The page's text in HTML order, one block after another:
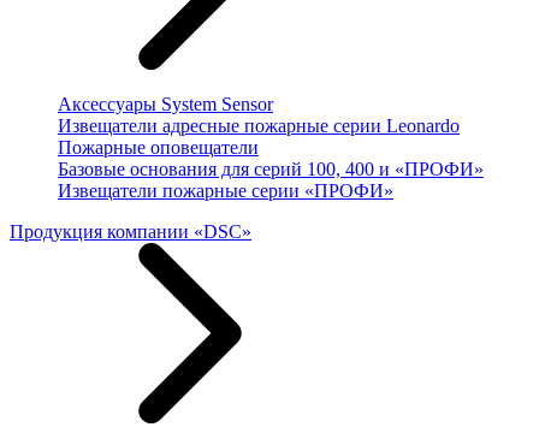
Аксессуары System Sensor
Извещатели адресные пожарные серии Leonardo
Пожарные оповещатели
Базовые основания для серий 100, 400 и «ПРОФИ»
Извещатели пожарные серии «ПРОФИ»
Продукция компании «DSC»